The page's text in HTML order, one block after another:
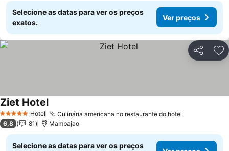
Selecione as datas para ver os preços
exatos.
Ver preços
Partilhar
5 Estrelas Hotel Culinária americana no restaurante do hotel
Ziet Hotel
6,8 81 Mambajao
Selecione as datas para ver os preços